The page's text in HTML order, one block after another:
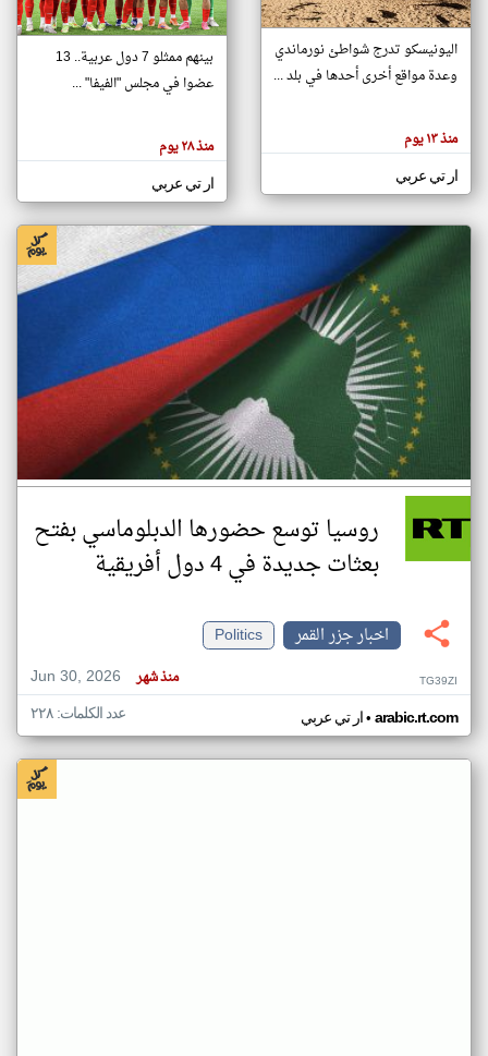
تغيير الدولة
اخبار جزر القمر على مدار الساعة
أهم اخبار جزر القمر العاجلة والمباشرة
هنا عن
وجهة
كاتبيها.
اليونيسكو تدرج شواطئ نورماندي
وعدة مواقع أخرى أحدها في بلد ...
منذ ١٣ يوم
ار تي عربي
بينهم ممثلو 7 دول عربية.. 13
عضوا في مجلس "الفيفا" ...
منذ ٢٨ يوم
ار تي عربي
روسيا توسع حضورها الدبلوماسي بفتح
بعثات جديدة في 4 دول أفريقية
اخبار جزر القمر
Politics
Jun 30, 2026
منذ شهر TG39ZI
ار تي عربي• arabic.rt.com عدد الكلمات: ٢٢٨
klyoum.com